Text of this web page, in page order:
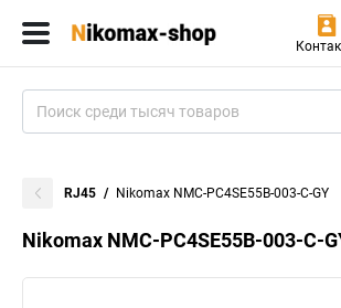
RJ45 Nikomax NMC-PC4SE55B-003-C-GY
Nikomax NMC-PC4SE55B-003-C-